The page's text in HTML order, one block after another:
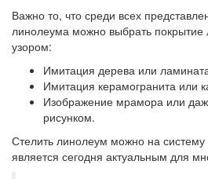
Важно то, что среди всех
линолеума можно выбрать покрытие
узором:
Имитация дерева или
Имитация керамогранита или
Изображение мрамора или
рисунком.
Стелить линолеум можно на
является сегодня актуальным для